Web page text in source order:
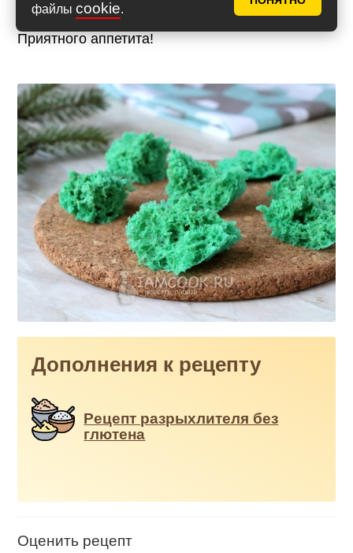
файлы cookie.
Приятного аппетита!
Дополнения к рецепту
Рецепт разрыхлителя без
глютена
Оценить рецепт